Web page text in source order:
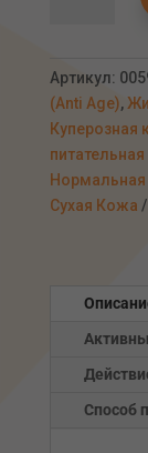
с
250мл
Артикул:
(Anti Age),
Куперозная
Сухая Кожа
Способ